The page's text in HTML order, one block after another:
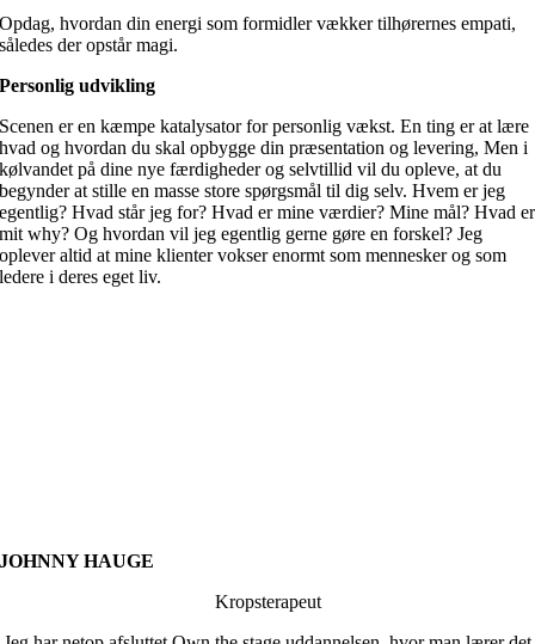
Opdag, hvordan din energi som formidler vækker tilhørernes empati,
således der opstår magi.
Personlig udvikling
Scenen er en kæmpe katalysator for personlig vækst. En ting er at lære
hvad og hvordan du skal opbygge din præsentation og levering, Men i
kølvandet på dine nye færdigheder og selvtillid vil du opleve, at du
begynder at stille en masse store spørgsmål til dig selv. Hvem er jeg
egentlig? Hvad står jeg for? Hvad er mine værdier? Mine mål? Hvad er
mit why? Og hvordan vil jeg egentlig gerne gøre en forskel? Jeg
oplever altid at mine klienter vokser enormt som mennesker og som
ledere i deres eget liv.
JOHNNY HAUGE
Kropsterapeut